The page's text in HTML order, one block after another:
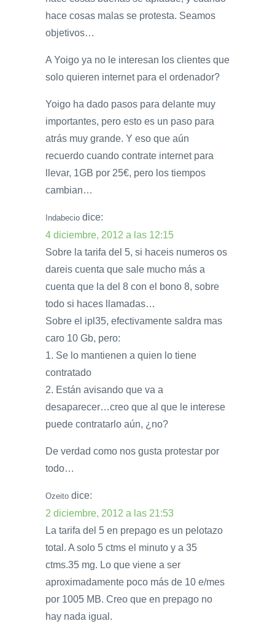
hace cosas malas se protesta. Seamos
objetivos…
A Yoigo ya no le interesan los clientes que
solo quieren internet para el ordenador?
Yoigo ha dado pasos para delante muy
importantes, pero esto es un paso para
atrás muy grande. Y eso que aún
recuerdo cuando contrate internet para
llevar, 1GB por 25€, pero los tiempos
cambian…
Indabecio dice:
4 diciembre, 2012 a las 12:15
Sobre la tarifa del 5, si haceis numeros os
dareis cuenta que sale mucho más a
cuenta que la del 8 con el bono 8, sobre
todo si haces llamadas…
Sobre el ipl35, efectivamente saldra mas
caro 10 Gb, pero:
1. Se lo mantienen a quien lo tiene
contratado
2. Están avisando que va a
desaparecer…creo que al que le interese
puede contratarlo aún, ¿no?
De verdad como nos gusta protestar por
todo…
Ozeito dice:
2 diciembre, 2012 a las 21:53
La tarifa del 5 en prepago es un pelotazo
total. A solo 5 ctms el minuto y a 35
ctms.35 mg. Lo que viene a ser
aproximadamente poco más de 10 e/mes
por 1005 MB. Creo que en prepago no
hay nada igual.